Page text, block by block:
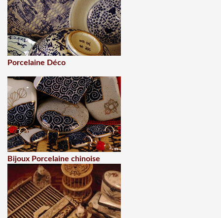
Porcelaine Déco
Bijoux Porcelaine chinoise